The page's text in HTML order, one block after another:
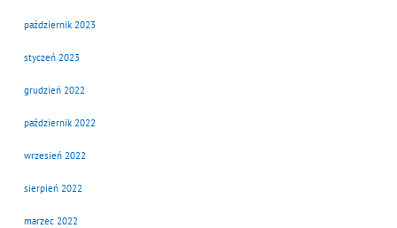
październik 2023
styczeń 2023
grudzień 2022
październik 2022
wrzesień 2022
sierpień 2022
marzec 2022